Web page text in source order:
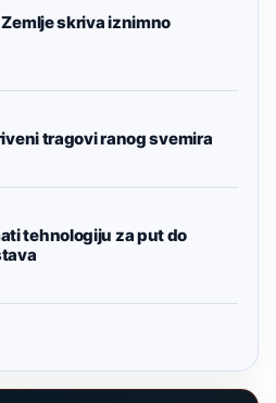
skriva iznimno
tragovi ranog svemira
tehnologiju za put do